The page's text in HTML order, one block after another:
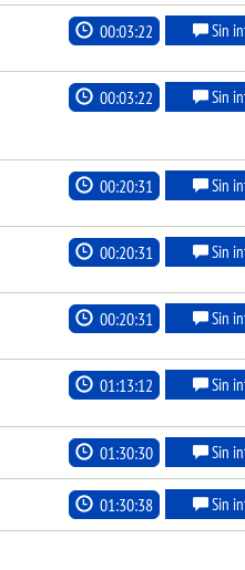
00:03:22 Sin
00:03:22 Sin
00:20:31 Sin
00:20:31 Sin
00:20:31 Sin
01:13:12 Sin
01:30:30 Sin
01:30:38 Sin